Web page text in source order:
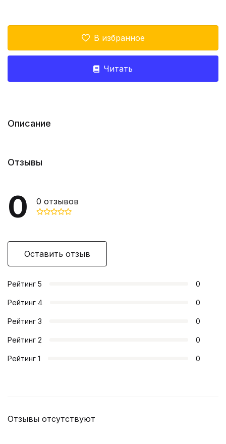
В избранное
Читать
Описание
Отзывы
0 0 отзывов
Оставить отзыв
Рейтинг 5 0
Рейтинг 4 0
Рейтинг 3 0
Рейтинг 2 0
Рейтинг 1 0
Отзывы отсутствуют